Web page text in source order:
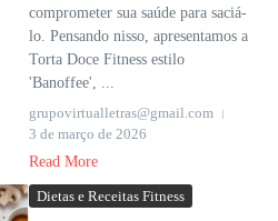
comprometer sua saúde para saciá-
lo. Pensando nisso, apresentamos a
Torta Doce Fitness estilo
'Banoffee', ...
grupovirtualletras@gmail.com
3 de março de 2026
Read More
Dietas e Receitas Fitness